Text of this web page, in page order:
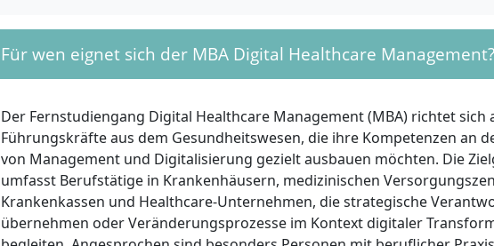
Für wen eignet sich der MBA Digital Healthcare Management?
Der Fernstudiengang Digital Healthcare Management (MBA) richtet sich
Führungskräfte aus dem Gesundheitswesen, die ihre Kompetenzen an
von Management und Digitalisierung gezielt ausbauen möchten. Die
umfasst Berufstätige in Krankenhäusern, medizinischen
Krankenkassen und Healthcare-Unternehmen, die strategische
übernehmen oder Veränderungsprozesse im Kontext digitaler